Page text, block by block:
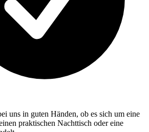
uns in guten Händen, ob es sich um eine
praktischen Nachttisch oder eine